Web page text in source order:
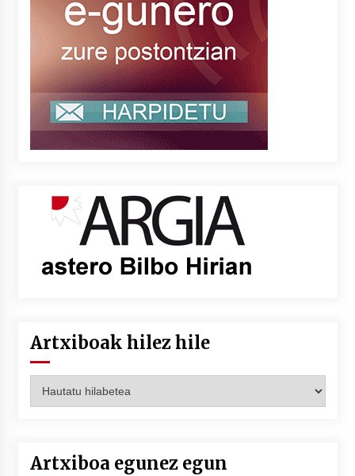
Artxiboak hilez hile
hilez
Artxiboa egunez egun